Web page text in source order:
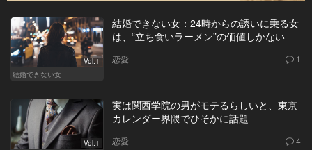
Vol.1
結婚できない女
結婚できない女：24時からの誘いに乗る女
は、“立ち食いラーメン”の価値しかない
恋愛 1
Vol.1
実は関西学院の男がモテるらしいと、東京
カレンダー界隈でひそかに話題
恋愛 4